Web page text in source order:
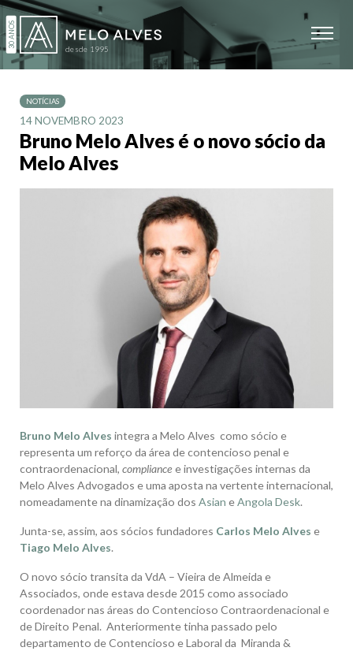
NOTÍCIAS
14 NOVEMBRO 2023
Bruno Melo Alves é o novo sócio da
Melo Alves
Bruno Melo Alves integra a Melo Alves como sócio e
representa um reforço da área de contencioso penal e
contraordenacional, compliance e investigações internas da
Melo Alves Advogados e uma aposta na vertente internacional,
nomeadamente na dinamização dos Asian eAngola Desk.
Junta-se, assim, aos sócios fundadores Carlos Melo Alves e
Tiago Melo Alves.
O novo sócio transita da VdA – Vieira de Almeida e
Associados, onde estava desde 2015 como associado
coordenador nas áreas do Contencioso Contraordenacional e
de Direito Penal. Anteriormente tinha passado pelo
departamento de Contencioso e Laboral da Miranda &